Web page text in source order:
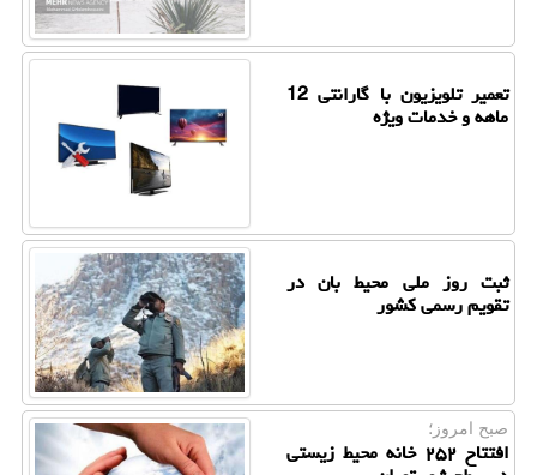
تعمیر تلویزیون با گارانتی 12
ماهه و خدمات ویژه
ثبت روز ملی محیط بان در
تقویم رسمی کشور
صبح امروز؛
افتتاح ۲۵۲ خانه محیط زیستی